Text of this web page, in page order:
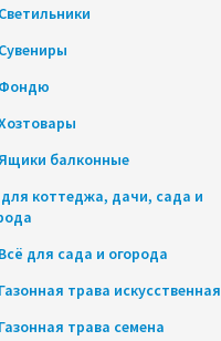
Светильники
Сувениры
Фондю
балконные
для коттеджа, дачи, сада и
Всё для сада и огорода
Газонная трава искусственная
Газонная трава семена